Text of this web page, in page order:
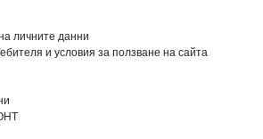
личните данни
и условия за ползване на сайта